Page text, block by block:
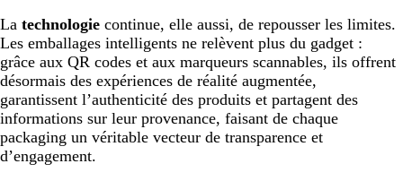
La technologie continue, elle aussi, de repousser les limites.
Les emballages intelligents ne relèvent plus du gadget :
grâce aux QR codes et aux marqueurs scannables, ils offrent
désormais des expériences de réalité augmentée,
garantissent l’authenticité des produits et partagent des
informations sur leur provenance, faisant de chaque
packaging un véritable vecteur de transparence et
d’engagement.